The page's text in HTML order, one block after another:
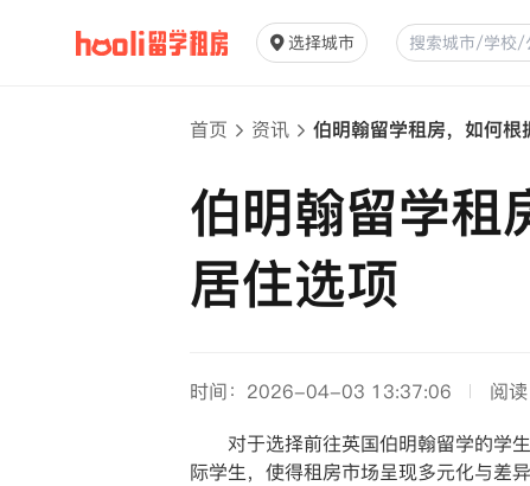
选择城市
首页 资讯 伯明翰留学租房，如何
伯明翰留学租
居住选项
时间：2026-04-03 13:37:06
阅
对于选择前往英国伯明翰留学的学生
际学生，使得租房市场呈现多元化与差